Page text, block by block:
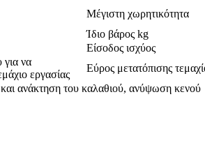
Μέγιστη χωρητικότητα
Ίδιο βάρος kg
Είσοδος ισχύος
για να
εργασίας
Εύρος μετατόπισης
ανάκτηση του καλαθιού, ανύψωση κενού